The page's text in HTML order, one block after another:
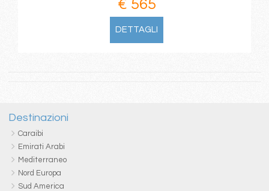
€ 565
DETTAGLI
Destinazioni
Caraibi
Emirati Arabi
Mediterraneo
Nord Europa
Sud America